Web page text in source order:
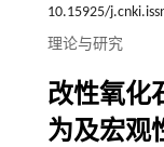
10.15925/
理论与研究
改性氧化
为及宏观